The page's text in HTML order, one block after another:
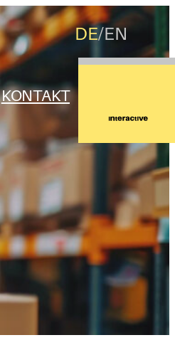
KONTAKT
DE EN